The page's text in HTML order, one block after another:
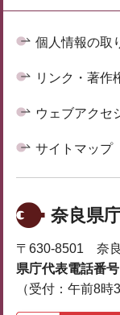
個人情報の取
リンク・著作
ウェブアクセ
サイトマップ
奈良県
〒630-8501 奈
県庁代表電話番号
（受付：午前8時